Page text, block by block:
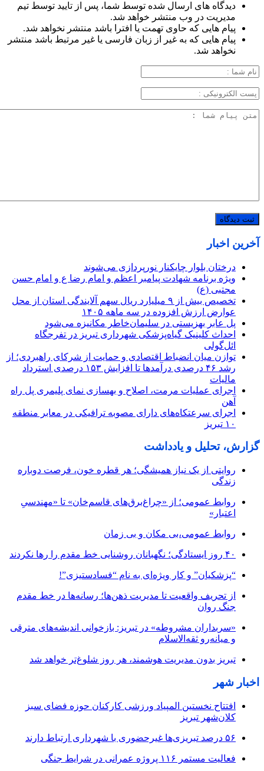
دیدگاه های ارسال شده توسط شما، پس از تایید توسط تیم
مدیریت در وب منتشر خواهد شد.
پیام هایی که حاوی تهمت یا افترا باشد منتشر نخواهد شد.
پیام هایی که به غیر از زبان فارسی یا غیر مرتبط باشد منتشر
نخواهد شد.
آخرین اخبار
درختان بلوار چایکنار نورپردازی می‌شوند
ویژه برنامه شهادت پیامبر اعظم و امام رضا ع و امام حسن
مجتبی (ع)
تخصیص بیش از ۹ میلیارد ریال سهم آلایندگی استان از محل
عوارض ارزش افزوده در سه ماهه ۱۴۰۵
پل عابر بهزیستی در سلیمان‌خاطر مکانیزه می‌شود
احداث کلینیک گیاه‌پزشکی شهرداری تبریز در تفرجگاه
ائل‌گولی
توازن میان انضباط اقتصادی و حمایت از شرکای راهبردی؛ از
رشد ۴۶ درصدی درآمدها تا افزایش ۱۵۳ درصدی استرداد
مالیات
اجرای عملیات مرمت، اصلاح و بهسازی نمای پلیمری پل راه
آهن
اجرای سرعتکاه‌های دارای مصوبه ترافیکی در معابر منطقه
۱۰ تبریز
گزارش، تحلیل و یادداشت
روایتی از یک نیاز همیشگی؛ هر قطره خون، فرصت دوباره
زندگی
روابط عمومی؛ از «چراغ‌برق‌های قاسم‌خان» تا «مهندسیِ
اعتبار»
روابط عمومی،بی مکان و بی زمان
۴۰ روز ایستادگی؛ نگهبانان روشنایی خط مقدم را رها نکردند
“پزشکیان” و کار ویژه‌ای به نام “فسادستیزی”!
از تحریف واقعیت تا مدیریت ذهن‌ها؛ رسانه‌ها در خط مقدم
جنگ روان
«سربداران مشروطه» در تبریز: بازخوانی اندیشه‌های مترقی
و میانه‌رو ثقه‌الاسلام
تبریز بدون مدیریت هوشمند، هر روز شلوغ‌تر خواهد شد
اخبار شهر
افتتاح نخستین المپیاد ورزشی کارکنان حوزه فضای سبز
کلان‌شهر تبریز
۵۶ درصد تبریزی‌ها غیرحضوری با شهرداری ارتباط دارند
فعالیت مستمر ۱۱۶ پروژه عمرانی در شرایط جنگی